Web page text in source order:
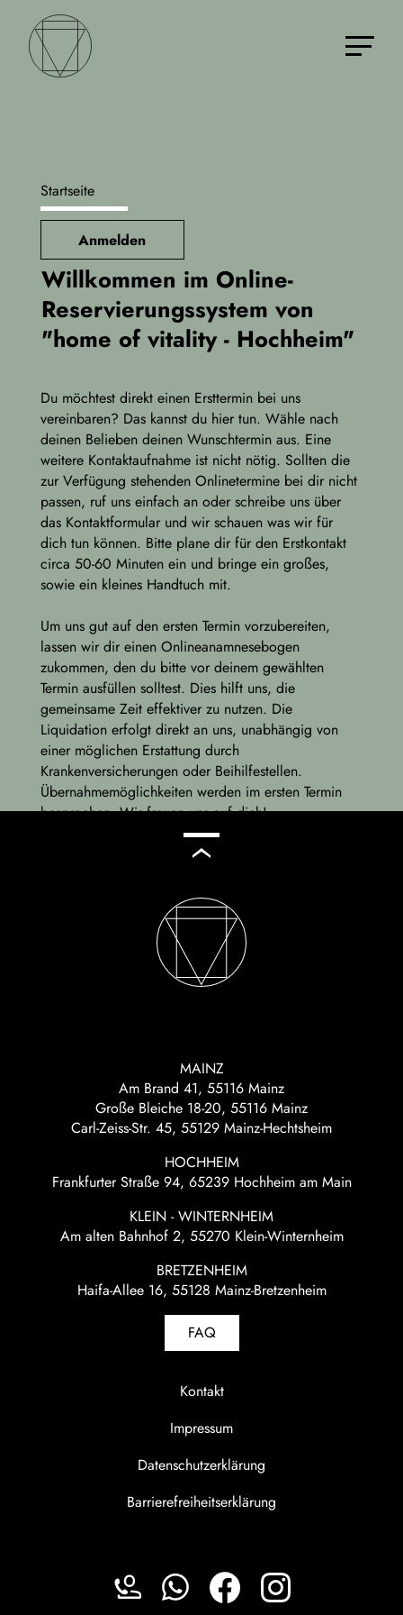
MAINZ
Am Brand 41, 55116 Mainz
Große Bleiche 18-20, 55116 Mainz
Carl-Zeiss-Str. 45, 55129 Mainz-Hechtsheim
HOCHHEIM
Frankfurter Straße 94, 65239 Hochheim am Main
KLEIN - WINTERNHEIM
Am alten Bahnhof 2, 55270 Klein-Winternheim
BRETZENHEIM
Haifa-Allee 16, 55128 Mainz-Bretzenheim
FAQ
Kontakt
Impressum
Datenschutzerklärung
Barrierefreiheitserklärung